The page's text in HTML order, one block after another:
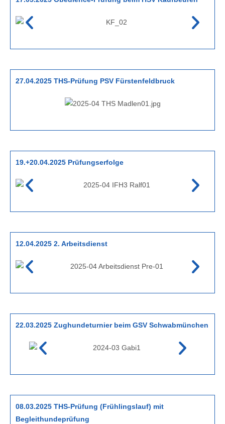
27.04.2025 THS-Prüfung PSV Fürstenfeldbruck
19.+20.04.2025 Prüfungserfolge
12.04.2025 2. Arbeitsdienst
22.03.2025 Zughundeturnier beim GSV Schwabmünchen
08.03.2025 THS-Prüfung (Frühlingslauf) mit
Begleithundeprüfung